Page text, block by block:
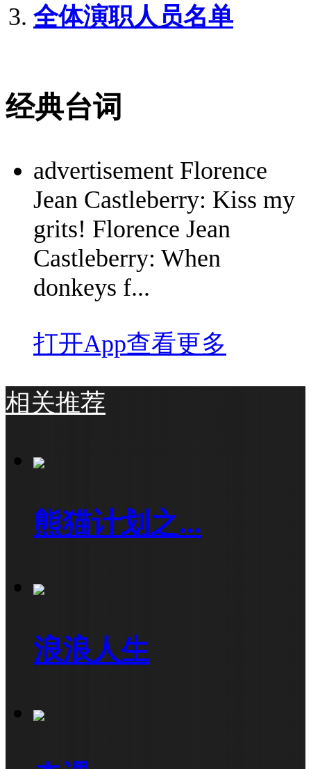
全体演职人员名单
经典台词
advertisement Florence
Jean Castleberry: Kiss my
grits! Florence Jean
Castleberry: When
donkeys f...
打开App查看更多
相关推荐
熊猫计划之...
浪浪人生